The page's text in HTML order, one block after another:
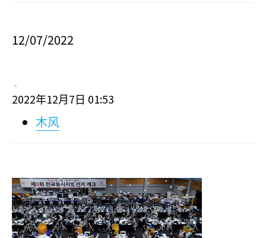
12/07/2022
2022年12月 7 日 01:53
木风